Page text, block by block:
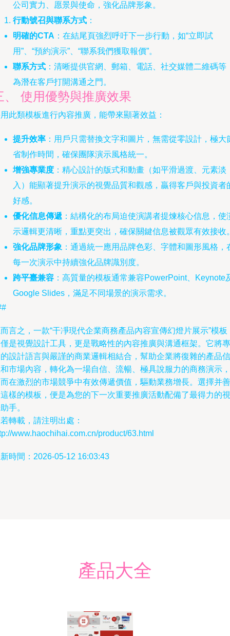
公司實力、愿景與使命，強化品牌形象。
行動號召與聯系方式 ：
明確的CTA ：在結尾頁強烈呼吁下一步行動，如“立即試
用”、“預約演示”、“聯系我們獲取報價”。
聯系方式 ：清晰提供官網、郵箱、電話、社交媒體二維碼等
為潛在客戶打開溝通之門。
、 使用優勢與推廣效果
此類模板進行內容推廣，能帶來顯著效益：
提升效率 ：用戶只需替換文字和圖片，無需從零設計，極大
省制作時間，確保團隊演示風格統一。
增強專業度 ：精心設計的版式和動畫（如平滑過渡、元素淡
入）能顯著提升演示的視覺品質和觀感，贏得客戶與投資者
好感。
優化信息傳遞 ：結構化的布局迫使演講者提煉核心信息，使
示邏輯更清晰，重點更突出，確保關鍵信息被觀眾有效接收
強化品牌形象 ：通過統一應用品牌色彩、字體和圖形風格，
每一次演示中持續強化品牌識別度。
跨平臺兼容 ：高質量的模板通常兼容PowerPoint、Keynote
Google Slides，滿足不同場景的演示需求。
言之，一款“干凈現代企業商務產品內容宣傳幻燈片展示”模板
是視覺設計工具，更是戰略性的內容推廣與溝通框架。它將專
設計語言與嚴謹的商業邏輯相結合，幫助企業將復雜的產品信
市場內容，轉化為一場自信、流暢、極具說服力的商務演示，
在激烈的市場競爭中有效傳遞價值，驅動業務增長。選擇并善
樣的模板，便是為您的下一次重要推廣活動配備了最得力的視
手。
轉載，請注明出處：
www.haochihai.com.cn/product/63.html
時間：2026-05-12 16:03:43
產品大全